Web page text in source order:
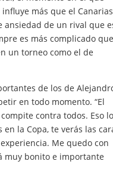
más que el Canarias
ansiedad de un rival que
es más complicado que
un torneo como el de
de los de
en todo momento. “El
contra todos. Eso lo
la Copa, te verás las
Me quedo con
muy bonito e importante